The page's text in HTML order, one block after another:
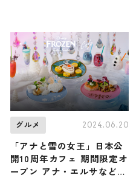
グルメ 2024.06.20
「アナと雪の女王」日本公
開10周年カフェ 期間限定オ
ープン アナ・エルサなどの